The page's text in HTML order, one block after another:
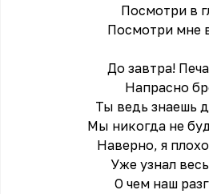
Посмотри в
Посмотри мне
До завтра!
Напрасно
Ты ведь знаешь
Мы никогда не
Наверно, я
Уже узнал
О чем наш